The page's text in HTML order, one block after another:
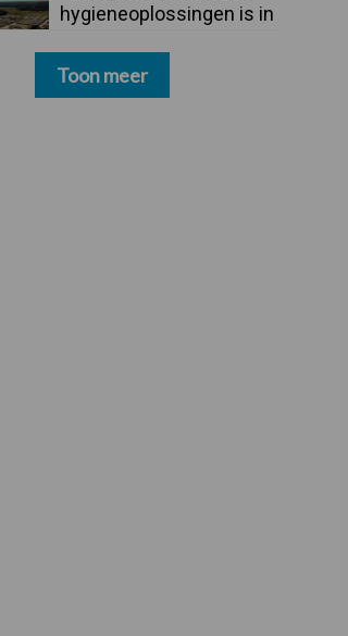
hygieneoplossingen is in
Toon meer